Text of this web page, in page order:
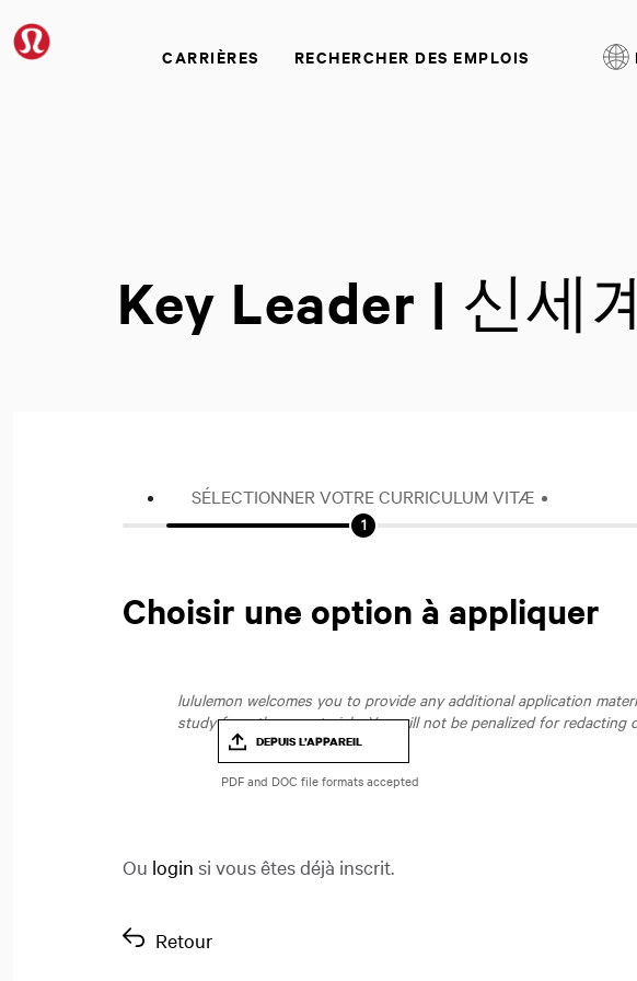
CARRIÈRES RECHERCHER DES EMPLOIS
Key Leader | 신
SÉLECTIONNER VOTRE CURRICULUM VITÆ
Choisir une option à appliquer
lululemon welcomes you to provide any additional application
study from those materials. You will not be penalized for redacting
DEPUIS L’APPAREIL
Ou login si vous êtes déjà inscrit.
Retour